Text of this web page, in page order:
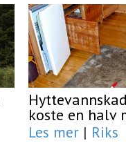
koste en halv
Les mer | Riks